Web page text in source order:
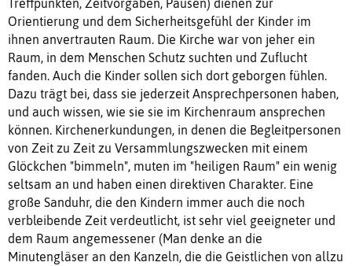
Treffpunkten, Zeitvorgaben, Pausen) dienen zur
Orientierung und dem Sicherheitsgefühl der Kinder im
ihnen anvertrauten Raum. Die Kirche war von jeher ein
Raum, in dem Menschen Schutz suchten und Zuflucht
fanden. Auch die Kinder sollen sich dort geborgen fühlen.
Dazu trägt bei, dass sie jederzeit Ansprechpersonen haben,
und auch wissen, wie sie sie im Kirchenraum ansprechen
können. Kirchenerkundungen, in denen die Begleitpersonen
von Zeit zu Zeit zu Versammlungszwecken mit einem
Glöckchen "bimmeln", muten im "heiligen Raum" ein wenig
seltsam an und haben einen direktiven Charakter. Eine
große Sanduhr, die den Kindern immer auch die noch
verbleibende Zeit verdeutlicht, ist sehr viel geeigneter und
dem Raum angemessener (Man denke an die
Minutengläser an den Kanzeln, die die Geistlichen von allzu